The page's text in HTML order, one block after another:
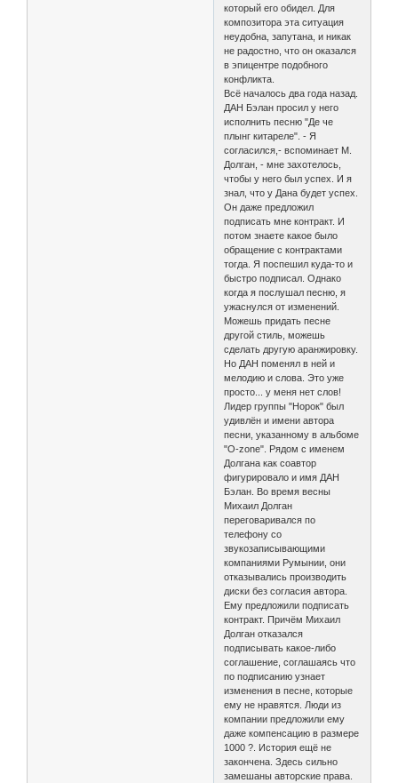
который его обидел. Для
композитора эта ситуация
неудобна, запутана, и никак
не радостно, что он оказался
в эпицентре подобного
конфликта.
Всё началось два года назад.
ДАН Бэлан просил у него
исполнить песню "Де че
плынг китареле". - Я
согласился,- вспоминает М.
Долган, - мне захотелось,
чтобы у него был успех. И я
знал, что у Дана будет успех.
Он даже предложил
подписать мне контракт. И
потом знаете какое было
обращение с контрактами
тогда. Я поспешил куда-то и
быстро подписал. Однако
когда я послушал песню, я
ужаснулся от изменений.
Можешь придать песне
другой стиль, можешь
сделать другую аранжировку.
Но ДАН поменял в ней и
мелодию и слова. Это уже
просто... у меня нет слов!
Лидер группы "Норок" был
удивлён и имени автора
песни, указанному в альбоме
"O-zone". Рядом с именем
Долгана как соавтор
фигурировало и имя ДАН
Бэлан. Во время весны
Михаил Долган
переговаривался по
телефону со
звукозаписывающими
компаниями Румынии, они
отказывались производить
диски без согласия автора.
Ему предложили подписать
контракт. Причём Михаил
Долган отказался
подписывать какое-либо
соглашение, соглашаясь что
по подписанию узнает
изменения в песне, которые
ему не нравятся. Люди из
компании предложили ему
даже компенсацию в размере
1000 ?. История ещё не
закончена. Здесь сильно
замешаны авторские права.